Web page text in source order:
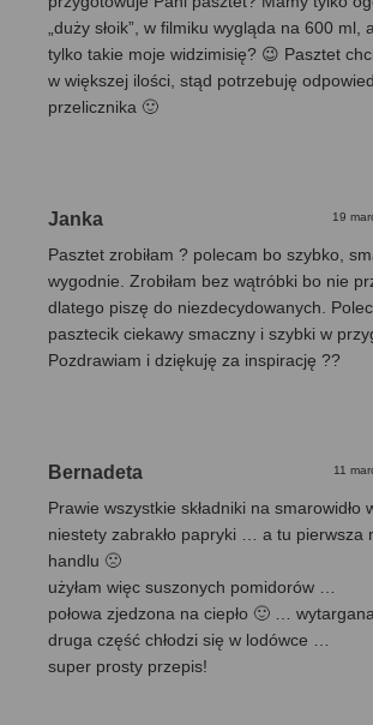
„duży słoik”, w filmiku wygląda na 600 ml,
tylko takie moje widzimisię? 😉 Pasztet
w większej ilości, stąd potrzebuję
przelicznika 🙂
Janka 19
Pasztet zrobiłam ? polecam bo szybko,
wygodnie. Zrobiłam bez wątróbki bo nie
dlatego piszę do niezdecydowanych.
pasztecik ciekawy smaczny i szybki w
Pozdrawiam i dziękuję za inspirację ??
Bernadeta 11
Prawie wszystkie składniki na smarowidło
niestety zabrakło papryki … a tu pierwsza
handlu 🙁
użyłam więc suszonych pomidorów …
połowa zjedzona na ciepło 🙂 …
druga część chłodzi się w lodówce …
super prosty przepis!